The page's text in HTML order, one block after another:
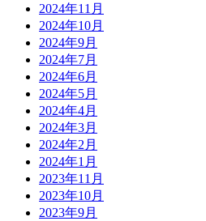
2024年11月
2024年10月
2024年9月
2024年7月
2024年6月
2024年5月
2024年4月
2024年3月
2024年2月
2024年1月
2023年11月
2023年10月
2023年9月